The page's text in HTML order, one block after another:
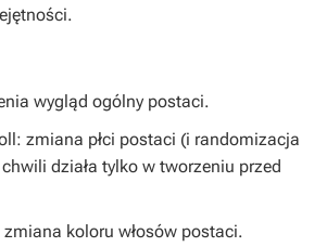
wygląd ogólny postaci.
zmiana płci postaci (i randomizacja
działa tylko w tworzeniu przed
zmiana koloru włosów postaci.